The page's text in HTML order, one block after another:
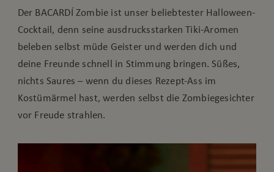
Der BACARDÍ Zombie ist unser beliebtester Halloween-
Cocktail, denn seine ausdrucksstarken Tiki-Aromen
beleben selbst müde Geister und werden dich und
deine Freunde schnell in Stimmung bringen. Süßes,
nichts Saures – wenn du dieses Rezept-Ass im
Kostümärmel hast, werden selbst die Zombiegesichter
vor Freude strahlen.